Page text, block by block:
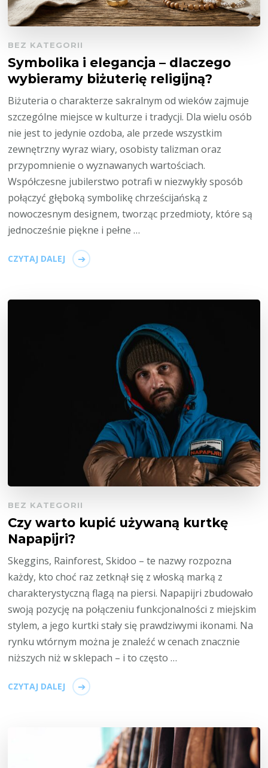
BEZ KATEGORII
Symbolika i elegancja – dlaczego
wybieramy biżuterię religijną?
Biżuteria o charakterze sakralnym od wieków zajmuje
szczególne miejsce w kulturze i tradycji. Dla wielu osób
nie jest to jedynie ozdoba, ale przede wszystkim
zewnętrzny wyraz wiary, osobisty talizman oraz
przypomnienie o wyznawanych wartościach.
Współczesne jubilerstwo potrafi w niezwykły sposób
połączyć głęboką symbolikę chrześcijańską z
nowoczesnym designem, tworząc przedmioty, które są
jednocześnie piękne i pełne …
CZYTAJ DALEJ
BEZ KATEGORII
Czy warto kupić używaną kurtkę
Napapijri?
Skeggins, Rainforest, Skidoo – te nazwy rozpozna
każdy, kto choć raz zetknął się z włoską marką z
charakterystyczną flagą na piersi. Napapijri zbudowało
swoją pozycję na połączeniu funkcjonalności z miejskim
stylem, a jego kurtki stały się prawdziwymi ikonami. Na
rynku wtórnym można je znaleźć w cenach znacznie
niższych niż w sklepach – i to często …
CZYTAJ DALEJ